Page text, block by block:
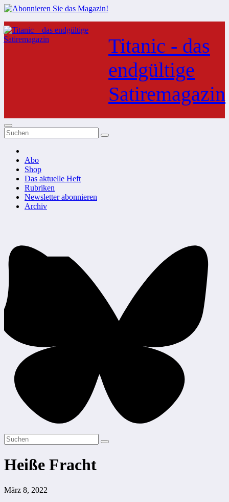
Zum
Inhalt
springen
Titanic - das
endgültige
Satiremagazin
Abo
Shop
Das aktuelle Heft
Rubriken
Newsletter abonnieren
Archiv
Heiße Fracht
März 8, 2022